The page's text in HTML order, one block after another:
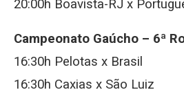
20:00h Boavista-RJ x
Campeonato Gaúcho – 6ª
16:30h Pelotas x Brasil
16:30h Caxias x São Luiz